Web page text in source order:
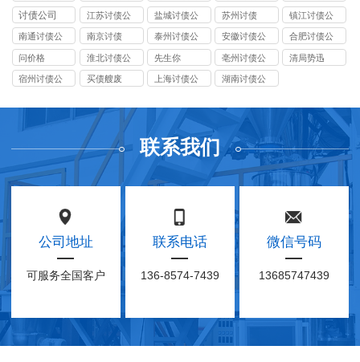
司
司
司
司
司
讨债公司
江苏讨债公
司
盐城讨债公
司
苏州讨债
镇江讨债公
司
南通讨债公
司
南京讨债
泰州讨债公
司
安徽讨债公
司
合肥讨债公
司
问价格
淮北讨债公
司
先生你
亳州讨债公
司
清局势迅
宿州讨债公
买债艘废
上海讨债公
湖南讨债公
联系我们
公司地址
可服务全国客户
联系电话
136-8574-7439
微信号码
13685747439